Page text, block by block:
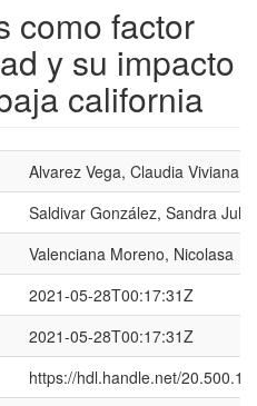
como factor
y su impacto
california
Alvarez Vega, Claudia Viviana
Saldivar González, Sandra
Valenciana Moreno, Nicolasa
2021-05-28T00:17:31Z
2021-05-28T00:17:31Z
https://hdl.handle.net/